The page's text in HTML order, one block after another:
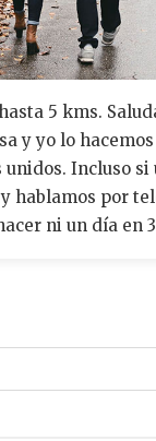
5 kms.
y yo lo
unidos. Incluso si
hablamos por
ni un día en